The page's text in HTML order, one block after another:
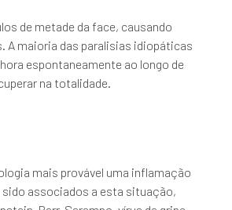
de metade da face, causando
A maioria das paralisias idiopáticas
espontaneamente ao longo de
na totalidade.
mais provável uma inflamação
sido associados a esta situação,